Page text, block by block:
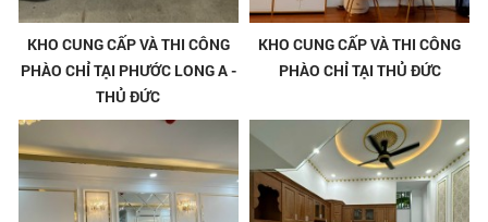
KHO CUNG CẤP VÀ THI CÔNG
PHÀO CHỈ TẠI PHƯỚC LONG A -
THỦ ĐỨC
KHO CUNG CẤP VÀ THI CÔNG
PHÀO CHỈ TẠI THỦ ĐỨC